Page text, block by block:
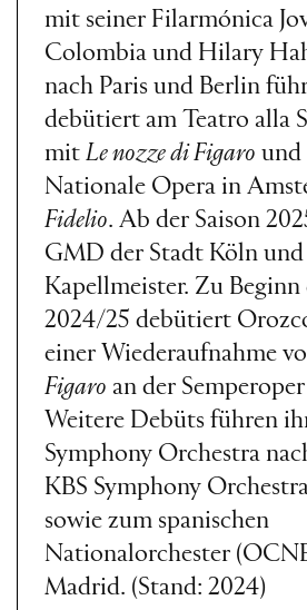
mit seiner Filarmónica
Colombia und Hilary
nach Paris und Berlin
debütiert am Teatro alla
mit Le nozze di Figaro und
Nationale Opera in
Fidelio. Ab der Saison
GMD der Stadt Köln
Kapellmeister. Zu Beginn
2024/25 debütiert
einer Wiederaufnahme
Figaro an der
Weitere Debüts führen
Symphony Orchestra
KBS Symphony
sowie zum spanischen
Nationalorchester
Madrid. (Stand: 2024)